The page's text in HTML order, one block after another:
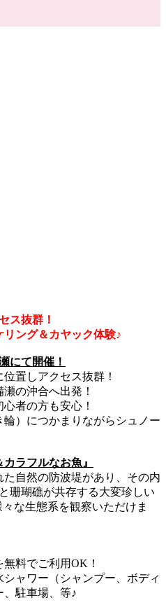
ス抜群！
ング＆カヤック体験♪
にて開催！
置しアクセス抜群！
の沖合へ出発！
者の方も安心！
）につかまりながらシュノー
ラフルなお魚』
自然の防波堤があり、その内
珊瑚礁が共存する大変珍しい
な生態系を観察いただけま
料でご利用OK！
ャワー（シャンプー、ボディ
、駐車場、等♪